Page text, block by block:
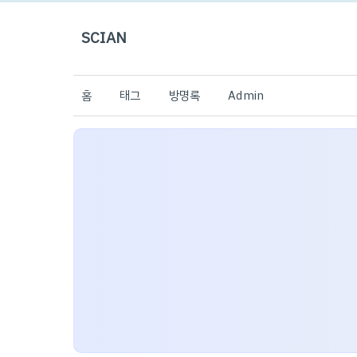
SCIAN
홈 태그 방명록 Admin